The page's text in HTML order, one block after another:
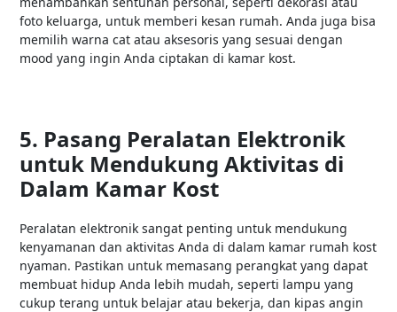
foto keluarga, untuk memberi kesan rumah. Anda juga bisa
memilih warna cat atau aksesoris yang sesuai dengan
mood yang ingin Anda ciptakan di kamar kost.
5. Pasang Peralatan Elektronik
untuk Mendukung Aktivitas di
Dalam Kamar Kost
Peralatan elektronik sangat penting untuk mendukung
kenyamanan dan aktivitas Anda di dalam kamar rumah kost
nyaman. Pastikan untuk memasang perangkat yang dapat
membuat hidup Anda lebih mudah, seperti lampu yang
cukup terang untuk belajar atau bekerja, dan kipas angin